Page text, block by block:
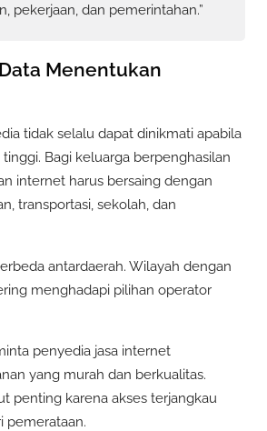
pekerjaan, dan pemerintahan.”
Menentukan
tidak selalu dapat dinikmati apabila
Bagi keluarga berpenghasilan
internet harus bersaing dengan
transportasi, sekolah, dan
antardaerah. Wilayah dengan
menghadapi pilihan operator
penyedia jasa internet
yang murah dan berkualitas.
penting karena akses terjangkau
pemerataan.